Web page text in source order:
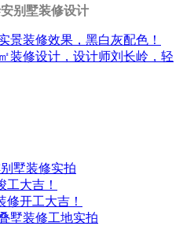
别墅装修设计
景装修效果，黑白灰配色！
装修设计，设计师刘长岭，轻
墅装修实拍
大吉！
开工大吉！
墅装修工地实拍